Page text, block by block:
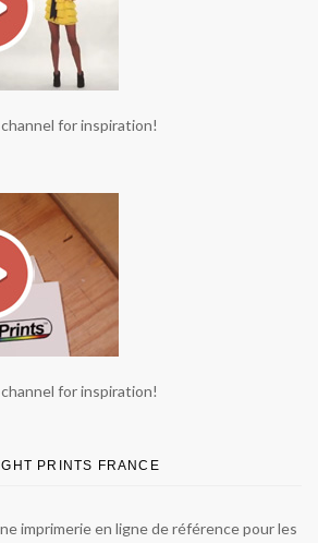
for inspiration!
for inspiration!
PRINTS FRANCE
imprimerie en ligne de référence pour les